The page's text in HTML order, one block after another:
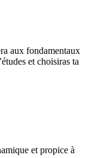
aux fondamentaux
et choisiras ta
et propice à